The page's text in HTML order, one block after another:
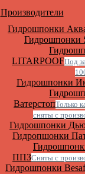
Производители
Гидрошпонки
Гидрошпонки
LITARPOOFПод
Гидрошпонки
ВатерстопТолько
сняты с
Гидрошпонки
Гидропшонки
ППЗСняты с
Гидрошпонки